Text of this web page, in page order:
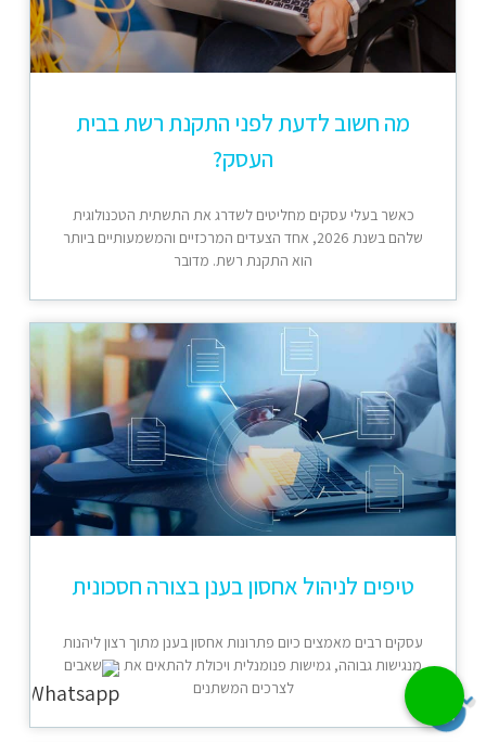
מה חשוב לדעת לפני התקנת רשת בבית
העסק?
כאשר בעלי עסקים מחליטים לשדרג את התשתית הטכנולוגית
שלהם בשנת 2026, אחד הצעדים המרכזיים והמשמעותיים ביותר
הוא התקנת רשת. מדובר
טיפים לניהול אחסון בענן בצורה חסכונית
עסקים רבים מאמצים כיום פתרונות אחסון בענן מתוך רצון ליהנות
מנגישות גבוהה, גמישות פנומנלית ויכולת להתאים את המשאבים
לצרכים המשתנים